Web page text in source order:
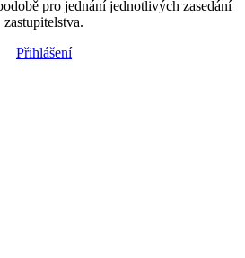
pro jednání jednotlivých zasedání
zastupitelstva.
Přihlášení